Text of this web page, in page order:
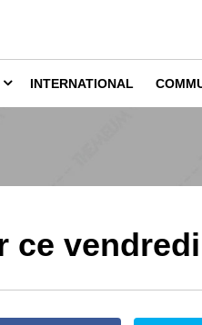
INTERNATIONAL
ce